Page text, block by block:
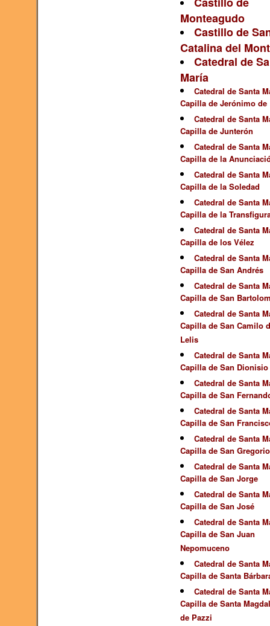
Monteagudo
Castillo de
Catalina del
Catedral de
María
Catedral de Santa
Capilla de Jerónimo de
Catedral de Santa
Capilla de Junterón
Catedral de Santa
Capilla de la
Catedral de Santa
Capilla de la Soledad
Catedral de Santa
Capilla de la
Catedral de Santa
Capilla de los Vélez
Catedral de Santa
Capilla de San Andrés
Catedral de Santa
Capilla de San
Catedral de Santa
Capilla de San Camilo
Lelis
Catedral de Santa
Capilla de San Dionisio
Catedral de Santa
Capilla de San
Catedral de Santa
Capilla de San
Catedral de Santa
Capilla de San Gregorio
Catedral de Santa
Capilla de San Jorge
Catedral de Santa
Capilla de San José
Catedral de Santa
Capilla de San Juan
Nepomuceno
Catedral de Santa
Capilla de Santa
Catedral de Santa
Capilla de Santa
de Pazzi